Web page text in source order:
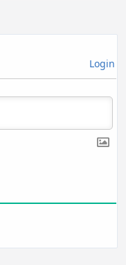
Login